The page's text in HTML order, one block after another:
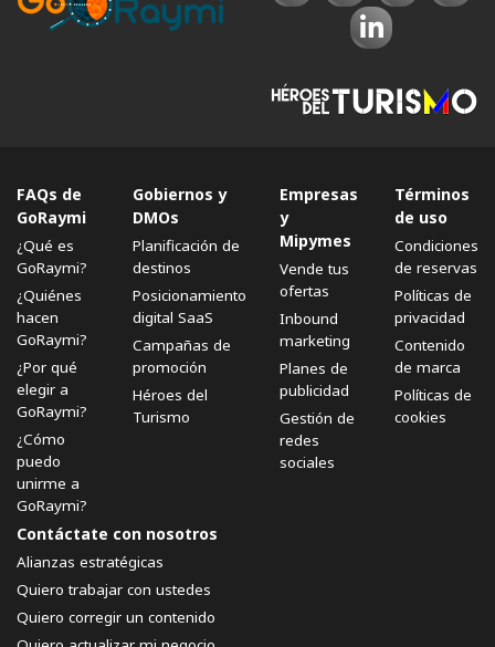
FAQs de
GoRaymi
¿Qué es
GoRaymi?
¿Quiénes
hacen
GoRaymi?
¿Por qué
elegir a
GoRaymi?
¿Cómo
puedo
unirme a
GoRaymi?
Gobiernos y
DMOs
Planificación de
destinos
Posicionamiento
digital SaaS
Campañas de
promoción
Héroes del
Turismo
Empresas
y
Mipymes
Vende tus
ofertas
Inbound
marketing
Planes de
publicidad
Gestión de
redes
sociales
Términos
de uso
Condiciones
de reservas
Políticas de
privacidad
Contenido
de marca
Políticas de
cookies
Contáctate con nosotros
Alianzas estratégicas
Quiero trabajar con ustedes
Quiero corregir un contenido